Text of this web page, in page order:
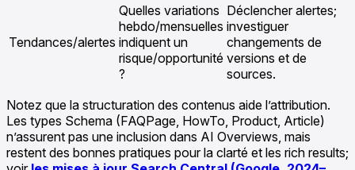
Tendances/alertes
Quelles variations
hebdo/mensuelles
indiquent un
risque/opportunité
?
Déclencher alertes;
investiguer
changements de
versions et de
sources.
Notez que la structuration des contenus aide l’attribution.
Les types Schema (FAQPage, HowTo, Product, Article)
n’assurent pas une inclusion dans AI Overviews, mais
restent des bonnes pratiques pour la clarté et les rich results;